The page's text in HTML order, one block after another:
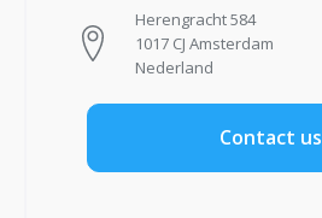
Herengracht 584
1017 CJ Amsterdam
Nederland
Contact us